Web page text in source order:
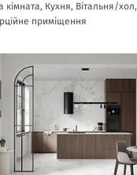
кімната, Кухня, Вітальня/хол,
приміщення